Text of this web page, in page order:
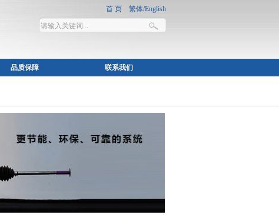
品质保障 联系我们